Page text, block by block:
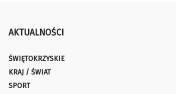
AKTUALNOŚCI
ŚWIĘTOKRZYSKIE
KRAJ / ŚWIAT
SPORT